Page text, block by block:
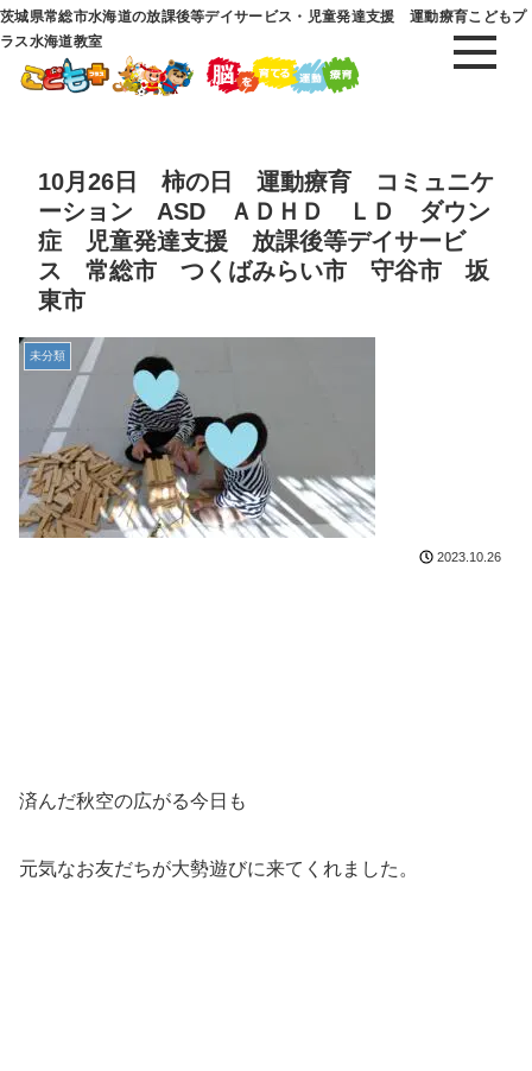
茨城県常総市水海道の放課後等デイサービス・児童発達支援 運動療育こどもプ
ラス水海道教室
10月26日 柿の日 運動療育 コミュニケ
ーション ASD ＡＤＨＤ ＬＤ ダウン
症 児童発達支援 放課後等デイサービ
ス 常総市 つくばみらい市 守谷市 坂
東市
未分類
2023.10.26
済んだ秋空の広がる今日も
元気なお友だちが大勢遊びに来てくれました。